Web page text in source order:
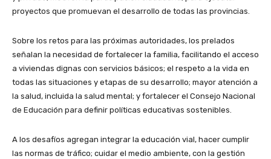
proyectos que promuevan el desarrollo de todas las provincias.
Sobre los retos para las próximas autoridades, los prelados
señalan la necesidad de fortalecer la familia, facilitando el acceso
a viviendas dignas con servicios básicos; el respeto a la vida en
todas las situaciones y etapas de su desarrollo; mayor atención a
la salud, incluida la salud mental; y fortalecer el Consejo Nacional
de Educación para definir políticas educativas sostenibles.
A los desafíos agregan integrar la educación vial, hacer cumplir
las normas de tráfico; cuidar el medio ambiente, con la gestión